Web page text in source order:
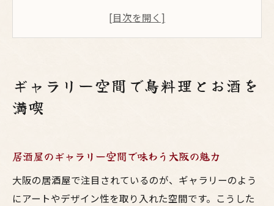
焼鳥が彩るおしゃれな梅田の夜に乾杯
間
大阪の居酒屋で味わう焼鳥の新体験
居酒屋ギャラリーで味わう焼鳥の奥深さ
梅田の鳥料理が生む焼鳥とお酒のペアリン
グ
ギャラリー空間で鳥料理とお酒を
満喫
居酒屋のギャラリー空間で味わう大阪の魅力
大阪の居酒屋で注目されているのが、ギャラリーのよう
にアートやデザイン性を取り入れた空間です。こうした